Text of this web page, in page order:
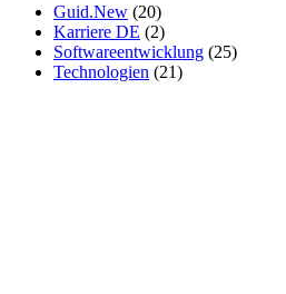
Guid.New (20)
Karriere DE (2)
Softwareentwicklung (25)
Technologien (21)